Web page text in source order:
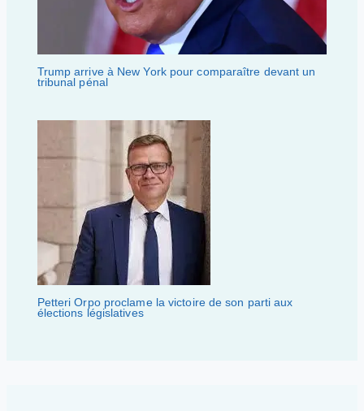
Trump arrive à New York pour comparaître devant un
tribunal pénal
Petteri Orpo proclame la victoire de son parti aux
élections législatives